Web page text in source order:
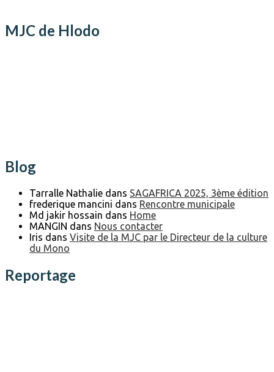
MJC de Hlodo
Blog
Tarralle Nathalie dans SAGAFRICA 2025, 3ème édition
frederique mancini dans Rencontre municipale
Md jakir hossain dans Home
MANGIN dans Nous contacter
Iris dans Visite de la MJC par le Directeur de la culture
du Mono
Reportage